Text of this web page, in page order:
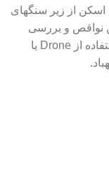
اسکن از زیر سنگهای
نواقص و بررسی
تمام سطح مورد نظر علم راه چاره را در استفاده از Drone یا